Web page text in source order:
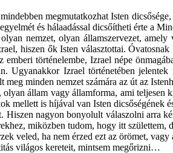
megmutatkozhat Isten
és hálaadással dicsőítheti érte a
nemzet, olyan államszervezet,
hiszen ők Isten választottai.
történelembe, Izrael népe
Ugyanakkor Izrael történetében
minden nemzet számára az út az
állam vagy államforma, ami teljesen
mellett is híjával van Isten dicsőségének
nagyon bonyolult válaszolni arra
miközben tudom, hogy itt
veled, ha nem érzed ezt az örömet,
világos kereteit, mintsem megőrizni…